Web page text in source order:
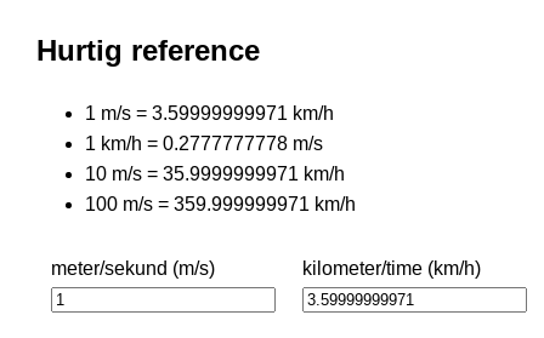
Hurtig reference
1 m/s = 3.59999999971 km/h
1 km/h = 0.2777777778 m/s
10 m/s = 35.9999999971 km/h
100 m/s = 359.999999971 km/h
meter/sekund (m/s) kilometer/time (km/h)